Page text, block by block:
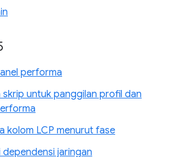
performa
skrip untuk panggilan profil dan
kolom LCP menurut fase
dependensi jaringan